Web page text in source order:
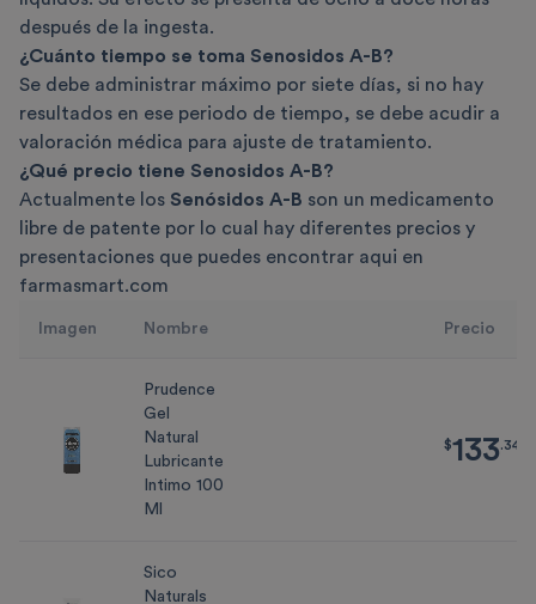
después de la ingesta.
¿Cuánto tiempo se toma Senosidos A-B?
Se debe administrar máximo por siete días, si no hay
resultados en ese periodo de tiempo, se debe acudir a
valoración médica para ajuste de tratamiento.
¿Qué precio tiene Senosidos A-B?
Actualmente los Senósidos A-B son un medicamento
libre de patente por lo cual hay diferentes precios y
presentaciones que puedes encontrar aqui en
farmasmart.com
Imagen Nombre Precio
Prudence
Gel
Natural
Lubricante
Intimo 100
Ml
$133.34
$133.34
Sico
Naturals